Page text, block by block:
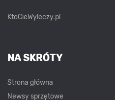
KtoCieWyleczy.pl
NA SKRÓTY
Strona główna
Newsy sprzętowe